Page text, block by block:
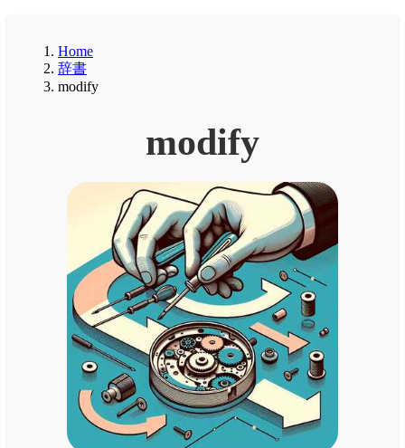
Home
辞書
modify
modify